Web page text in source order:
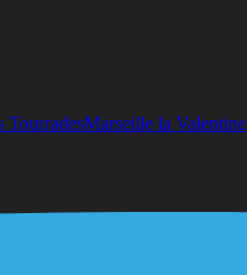
TourradesMarseille la Valentine